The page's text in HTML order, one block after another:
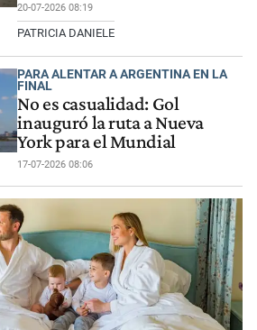
20-07-2026 08:19
PATRICIA DANIELE
PARA ALENTAR A ARGENTINA EN LA
FINAL
No es casualidad: Gol
inauguró la ruta a Nueva
York para el Mundial
17-07-2026 08:06